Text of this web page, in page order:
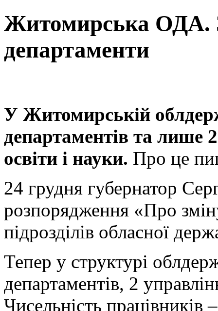
Житомирська ОДА.
департаменти
У Житомирській
департаментів та лише
освіти і науки. Про це
24 грудня губернатор
розпорядження «Про
підрозділів обласної
Тепер у структурі
департаментів, 2
Чисельність працівників